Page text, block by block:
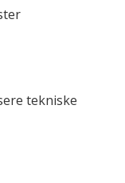
tekniske